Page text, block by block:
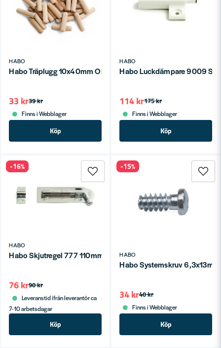
HABO
Habo Träplugg 10x40mm Obehandlad SB
39 kr
33 kr
Finns i Webblager
Köp
HABO
Habo Luckdämpare 9009 SB
175 kr
114 kr
Finns i Webblager
Köp
HABO
Habo Skjutregel 777 110mm Galv SB
90 kr
76 kr
Leveranstid ifrån leverantör ca
7-10 arbetsdagar
Köp
-16%
HABO
Habo Systemskruv
40 kr
34 kr
Finns i Webblager
Köp
-15%